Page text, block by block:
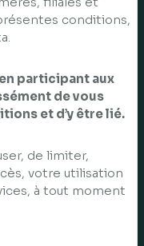
conditions,
participant aux
de vous
et d’y être lié.
de limiter,
votre utilisation
à tout moment